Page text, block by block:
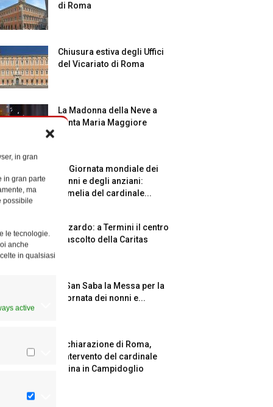
in gran
in gran parte
ma
possibile
le tecnologie.
anche
in qualsiasi
active
di Roma
Chiusura estiva degli Uffici
del Vicariato di Roma
La Madonna della Neve a
Santa Maria Maggiore
La Giornata mondiale dei
nonni e degli anziani:
l’omelia del cardinale...
Azzardo: a Termini il centro
d’ascolto della Caritas
A San Saba la Messa per la
Giornata dei nonni e...
Dichiarazione di Roma,
l’intervento del cardinale
Reina in Campidoglio